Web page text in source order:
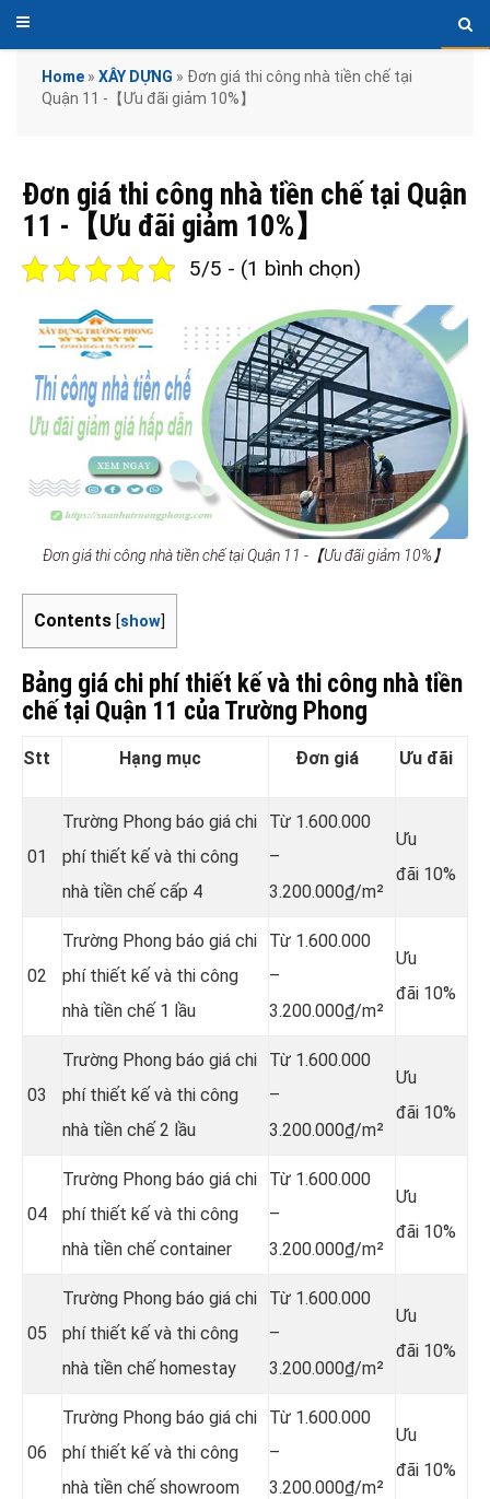
Home » XÂY DỰNG » Đơn giá thi công nhà tiền chế tại
Quận 11 -【Ưu đãi giảm 10%】
Đơn giá thi công nhà tiền chế tại Quận
11 -【Ưu đãi giảm 10%】
5/5 - (1 bình chọn)
Đơn giá thi công nhà tiền chế tại Quận 11 -【Ưu đãi giảm 10%】
Contents [show]
Bảng giá chi phí thiết kế và thi công nhà tiền
chế tại Quận 11 của Trường Phong
Stt Hạng mục Đơn giá Ưu đãi
01
Trường Phong báo giá chi
phí thiết kế và thi công
nhà tiền chế cấp 4
Từ 1.600.000
–
3.200.000₫/m²
Ưu
đãi 10%
02
Trường Phong báo giá chi
phí thiết kế và thi công
nhà tiền chế 1 lầu
Từ 1.600.000
–
3.200.000₫/m²
Ưu
đãi 10%
03
Trường Phong báo giá chi
phí thiết kế và thi công
nhà tiền chế 2 lầu
Từ 1.600.000
–
3.200.000₫/m²
Ưu
đãi 10%
04
Trường Phong báo giá chi
phí thiết kế và thi công
nhà tiền chế container
Từ 1.600.000
–
3.200.000₫/m²
Ưu
đãi 10%
05
Trường Phong báo giá chi
phí thiết kế và thi công
nhà tiền chế homestay
Từ 1.600.000
–
3.200.000₫/m²
Ưu
đãi 10%
06
Trường Phong báo giá chi
phí thiết kế và thi công
nhà tiền chế showroom
Từ 1.600.000
–
3.200.000₫/m²
Ưu
đãi 10%